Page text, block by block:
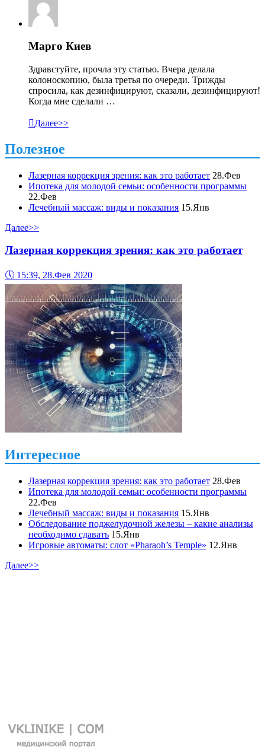
Марго Киев
Здравстуйте, прочла эту статью. Вчера делала
колоноскопию, была третья по очереди. Трижды
спросила, как дезинфицируют, сказали, дезинфицируют!
Когда мне сделали …
Далее>>
Полезное
Лазерная коррекция зрения: как это работает 28.Фев
Ипотека для молодой семьи: особенности программы
22.Фев
Лечебный массаж: виды и показания 15.Янв
Далее>>
Лазерная коррекция зрения: как это работает
🕔 15:39, 28.Фев 2020
Интересное
Лазерная коррекция зрения: как это работает 28.Фев
Ипотека для молодой семьи: особенности программы
22.Фев
Лечебный массаж: виды и показания 15.Янв
Обследование поджелудочной железы – какие анализы
необходимо сдавать 15.Янв
Игровые автоматы: слот «Pharaoh’s Temple» 12.Янв
Далее>>